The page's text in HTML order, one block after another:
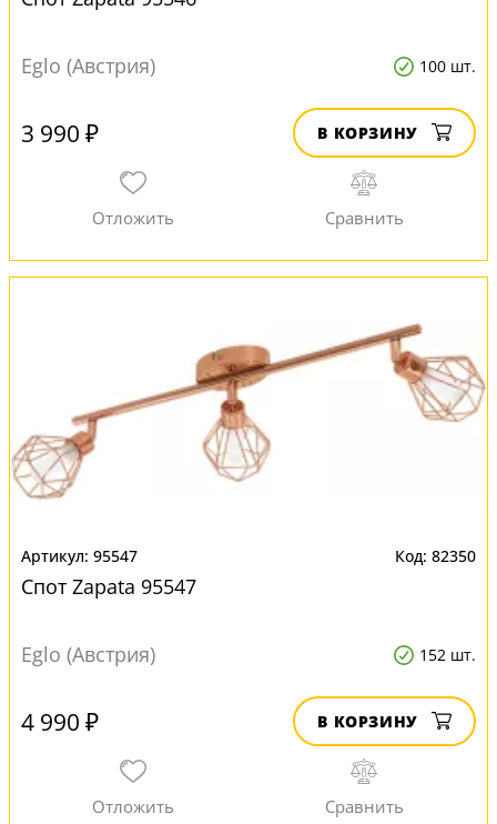
Eglo (Австрия) 100 шт.
3 990 ₽ В КОРЗИНУ
95547 82350
Спот Zapata 95547
Eglo (Австрия) 152 шт.
4 990 ₽ В КОРЗИНУ